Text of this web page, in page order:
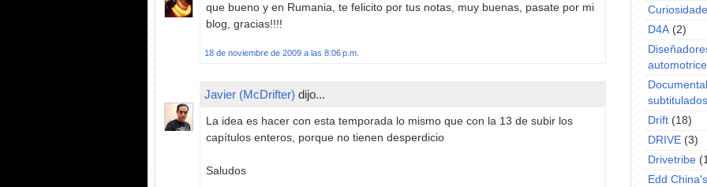
que bueno y en Rumania, te felicito por tus notas, muy buenas, pasate por mi
blog, gracias!!!!
18 de noviembre de 2009 a las 8:06 p.m.
Javier (McDrifter) dijo...
La idea es hacer con esta temporada lo mismo que con la 13 de subir los
capítulos enteros, porque no tienen desperdicio
Saludos
D4A (2)
subtitulados
Drift (18)
DRIVE (3)
Drivetribe
Edd